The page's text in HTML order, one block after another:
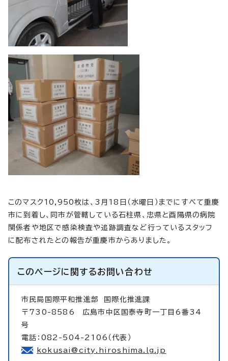
このマスク10,950枚は、3月18日（水曜日）までにすべて重慶
市に到着し、同市が管轄している石柱県、忠県と酉陽県の病院
関係者や地区で感染検査や追跡調査など行っているスタッフ
に配布されたとの報告が重慶市からありました。
このページに関するお問い合わせ
市民局国際平和推進部
国際化推進課
〒730-8586 広島市中区国泰寺町一丁目6番34
号
電話：082-504-2106（代表）
kokusai@city.hiroshima.lg.jp